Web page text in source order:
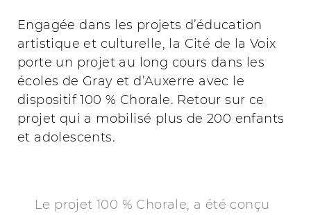
Engagée dans les projets d’éducation
artistique et culturelle, la Cité de la Voix
porte un projet au long cours dans les
écoles de Gray et d’Auxerre avec le
dispositif 100 % Chorale. Retour sur ce
projet qui a mobilisé plus de 200 enfants
et adolescents.
Le projet 100 % Chorale, a été conçu